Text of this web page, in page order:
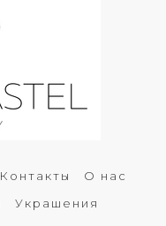
Контакты
О нас
Украшения